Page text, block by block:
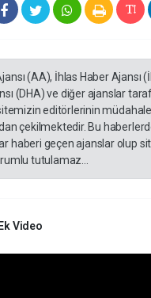
(AA), İhlas Haber Ajansı
(DHA) ve diğer ajanslar
editörlerinin
çekilmektedir. Bu
haberi geçen ajanslar olup
tutulamaz...
Video